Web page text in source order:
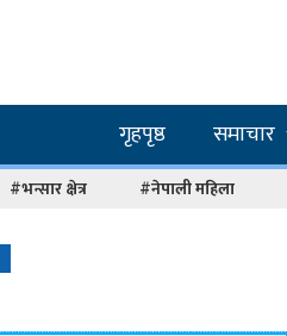
गृहपृष्ठ समाचार
#भन्सार क्षेत्र #नेपाली महिला